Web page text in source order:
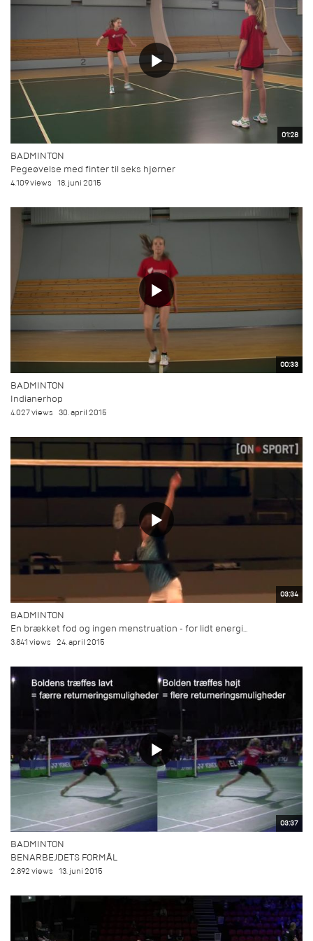
01:28
BADMINTON
Pegeøvelse med finter til seks hjørner
4.109 views 18. juni 2015
00:33
BADMINTON
Indianerhop
4.027 views 30. april 2015
03:34
BADMINTON
En brækket fod og ingen menstruation - for lidt energi...
3.841 views 24. april 2015
03:37
BADMINTON
BENARBEJDETS FORMÅL
2.892 views 13. juni 2015